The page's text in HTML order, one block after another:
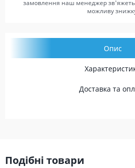
замовлення наш менеджер
можливу
Опис
Доставка та
Подібні товари